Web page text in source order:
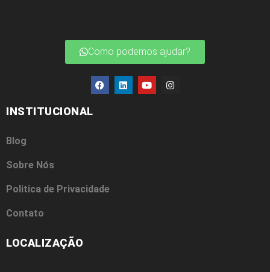
Como podemos ajudar?
INSTITUCIONAL
Blog
Sobre Nós
Politica de Privacidade
Contato
LOCALIZAÇÃO